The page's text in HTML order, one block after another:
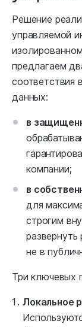
Решение
управляемой
предлагаем
соответствия
данных:
в
компании;
в
для
строгим
не в
Три ключевых
Локальное